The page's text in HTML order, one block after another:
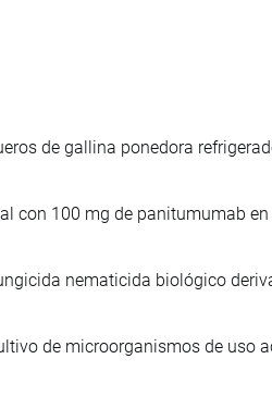
de gallina ponedora
con 100 mg de panitumumab
nematicida biológico
de microorganismos de uso